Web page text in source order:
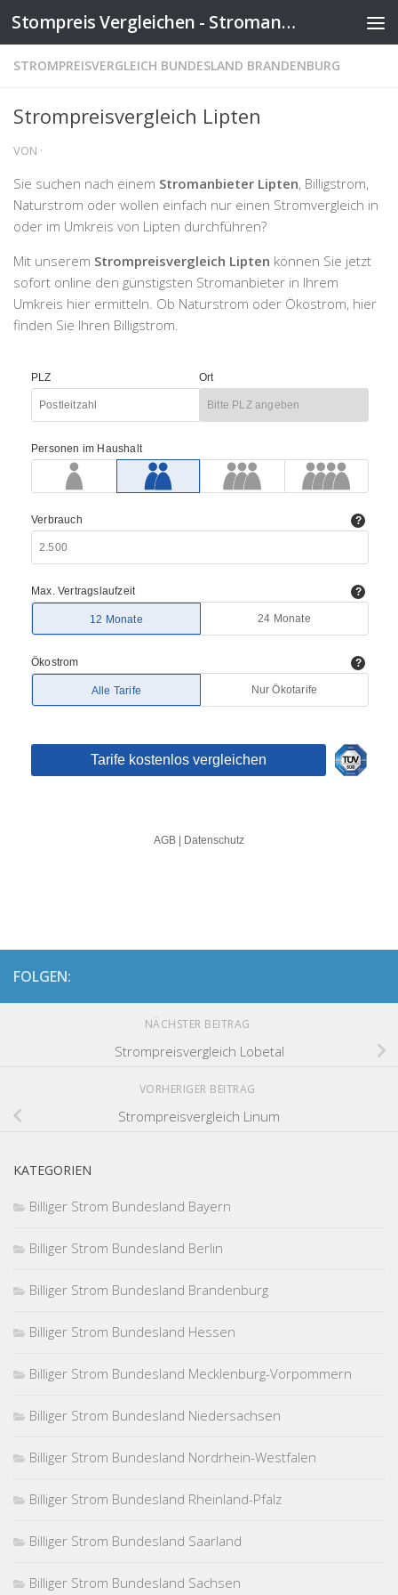
Zum Inhalt springen Stompreis Vergleichen - Stromanbieter wechseln
STROMPREISVERGLEICH BUNDESLAND BRANDENBURG
Strompreisvergleich Lipten
VON ·
Sie suchen nach einem Stromanbieter Lipten, Billigstrom,
Naturstrom oder wollen einfach nur einen Stromvergleich in
oder im Umkreis von Lipten durchführen?
Mit unserem Strompreisvergleich Lipten können Sie jetzt
sofort online den günstigsten Stromanbieter in Ihrem
Umkreis hier ermitteln. Ob Naturstrom oder Ökostrom, hier
finden Sie Ihren Billigstrom.
FOLGEN:
NÄCHSTER BEITRAG
Strompreisvergleich Lobetal
VORHERIGER BEITRAG
Strompreisvergleich Linum
KATEGORIEN
Billiger Strom Bundesland Bayern
Billiger Strom Bundesland Berlin
Billiger Strom Bundesland Brandenburg
Billiger Strom Bundesland Hessen
Billiger Strom Bundesland Mecklenburg-Vorpommern
Billiger Strom Bundesland Niedersachsen
Billiger Strom Bundesland Nordrhein-Westfalen
Billiger Strom Bundesland Rheinland-Pfalz
Billiger Strom Bundesland Saarland
Billiger Strom Bundesland Sachsen